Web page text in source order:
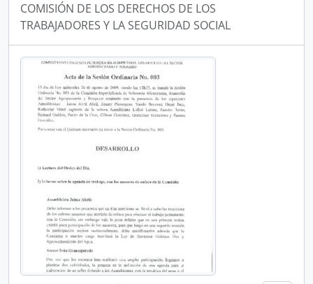
COMISIÓN DE LOS DERECHOS DE LOS
TRABAJADORES Y LA SEGURIDAD SOCIAL